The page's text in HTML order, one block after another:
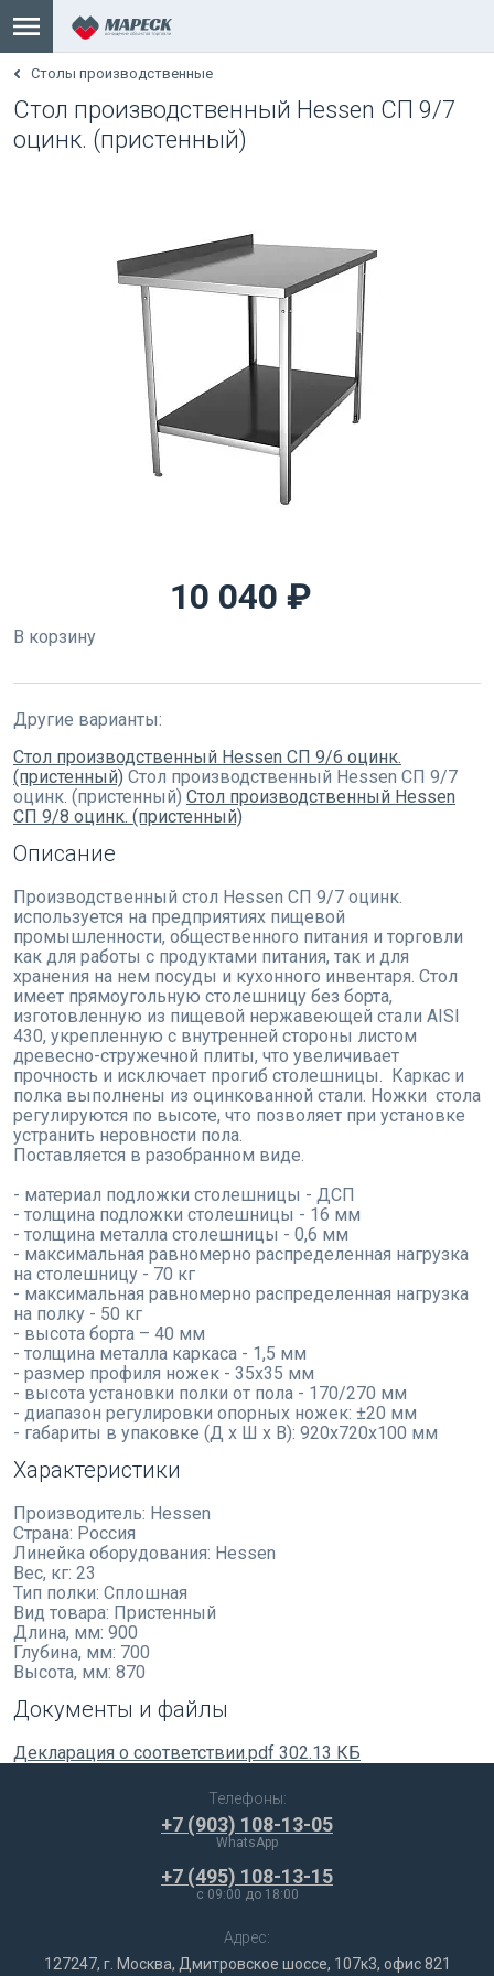
Столы производственные
Стол производственный Hessen СП 9/7
оцинк. (пристенный)
10 040 ₽
В корзину
Другие варианты:
Стол производственный Hessen СП 9/6 оцинк.
(пристенный) Стол производственный Hessen СП 9/7
оцинк. (пристенный) Стол производственный Hessen
СП 9/8 оцинк. (пристенный)
Описание
Производственный стол Hessen СП 9/7 оцинк.
используется на предприятиях пищевой
промышленности, общественного питания и торговли
как для работы с продуктами питания, так и для
хранения на нем посуды и кухонного инвентаря. Стол
имеет прямоугольную столешницу без борта,
изготовленную из пищевой нержавеющей стали AISI
430, укрепленную с внутренней стороны листом
древесно-стружечной плиты, что увеличивает
прочность и исключает прогиб столешницы. Каркас и
полка выполнены из оцинкованной стали. Ножки стола
регулируются по высоте, что позволяет при установке
устранить неровности пола.
Поставляется в разобранном виде.
- материал подложки столешницы - ДСП
- толщина подложки столешницы - 16 мм
- толщина металла столешницы - 0,6 мм
- максимальная равномерно распределенная нагрузка
на столешницу - 70 кг
- максимальная равномерно распределенная нагрузка
на полку - 50 кг
- высота борта – 40 мм
- толщина металла каркаса - 1,5 мм
- размер профиля ножек - 35х35 мм
- высота установки полки от пола - 170/270 мм
- диапазон регулировки опорных ножек: ±20 мм
- габариты в упаковке (Д х Ш х В): 920х720х100 мм
Характеристики
Производитель: Hessen
Страна: Россия
Линейка оборудования: Hessen
Вес, кг: 23
Тип полки: Сплошная
Вид товара: Пристенный
Длина, мм: 900
Глубина, мм: 700
Высота, мм: 870
Документы и файлы
Декларация о соответствии.pdf 302.13 КБ
Телефоны:
+7 (903) 108-13-05
WhatsApp
+7 (495) 108-13-15
c 09:00 до 18:00
Адрес:
127247, г. Москва, Дмитровское шоссе, 107к3, офис 821